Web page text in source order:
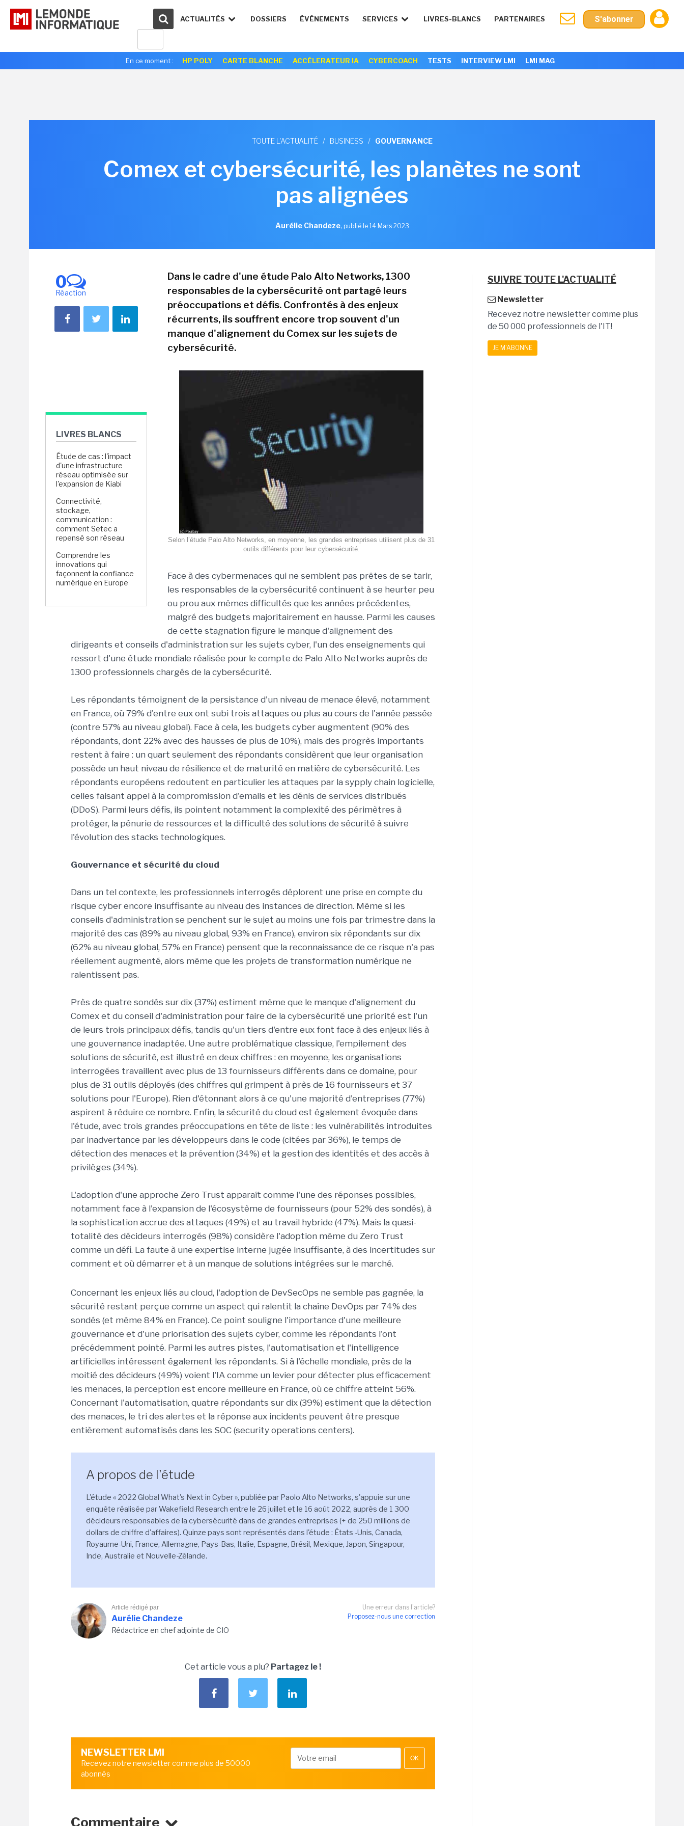
ACTUALITÉS DOSSIERS ÉVÉNEMENTS SERVICES LIVRES-BLANCS PARTENAIRES S'abonner
En ce moment : HP POLY CARTE BLANCHE ACCÉLERATEUR IA CYBERCOACH TESTS INTERVIEW LMI LMI MAG
TOUTE L'ACTUALITÉ / BUSINESS / GOUVERNANCE
Comex et cybersécurité, les planètes ne sont
pas alignées
Aurélie Chandeze, publié le 14 Mars 2023
0
Réaction
LIVRES BLANCS
Étude de cas : l'impact
d'une infrastructure
réseau optimisée sur
l'expansion de Kiabi
Connectivité,
stockage,
communication :
comment Setec a
repensé son réseau
Comprendre les
innovations qui
façonnent la confiance
numérique en Europe
Dans le cadre d'une étude Palo Alto Networks, 1300
responsables de la cybersécurité ont partagé leurs
préoccupations et défis. Confrontés à des enjeux
récurrents, ils souffrent encore trop souvent d'un
manque d'alignement du Comex sur les sujets de
cybersécurité.
Selon l’étude Palo Alto Networks, en moyenne, les grandes entreprises utilisent plus de 31
outils différents pour leur cybersécurité.
Face à des cybermenaces qui ne semblent pas prêtes de se tarir,
les responsables de la cybersécurité continuent à se heurter peu
ou prou aux mêmes difficultés que les années précédentes,
malgré des budgets majoritairement en hausse. Parmi les causes
de cette stagnation figure le manque d'alignement des
dirigeants et conseils d'administration sur les sujets cyber, l'un des enseignements qui
ressort d'une étude mondiale réalisée pour le compte de Palo Alto Networks auprès de
1300 professionnels chargés de la cybersécurité.
Les répondants témoignent de la persistance d'un niveau de menace élevé, notamment
en France, où 79% d'entre eux ont subi trois attaques ou plus au cours de l'année passée
(contre 57% au niveau global). Face à cela, les budgets cyber augmentent (90% des
répondants, dont 22% avec des hausses de plus de 10%), mais des progrès importants
restent à faire : un quart seulement des répondants considèrent que leur organisation
possède un haut niveau de résilience et de maturité en matière de cybersécurité. Les
répondants européens redoutent en particulier les attaques par la sypply chain logicielle,
celles faisant appel à la compromission d'emails et les dénis de services distribués
(DDoS). Parmi leurs défis, ils pointent notamment la complexité des périmètres à
protéger, la pénurie de ressources et la difficulté des solutions de sécurité à suivre
l'évolution des stacks technologiques.
Gouvernance et sécurité du cloud
Dans un tel contexte, les professionnels interrogés déplorent une prise en compte du
risque cyber encore insuffisante au niveau des instances de direction. Même si les
conseils d'administration se penchent sur le sujet au moins une fois par trimestre dans la
majorité des cas (89% au niveau global, 93% en France), environ six répondants sur dix
(62% au niveau global, 57% en France) pensent que la reconnaissance de ce risque n'a pas
réellement augmenté, alors même que les projets de transformation numérique ne
ralentissent pas.
Près de quatre sondés sur dix (37%) estiment même que le manque d'alignement du
Comex et du conseil d'administration pour faire de la cybersécurité une priorité est l'un
de leurs trois principaux défis, tandis qu'un tiers d'entre eux font face à des enjeux liés à
une gouvernance inadaptée. Une autre problématique classique, l'empilement des
solutions de sécurité, est illustré en deux chiffres : en moyenne, les organisations
interrogées travaillent avec plus de 13 fournisseurs différents dans ce domaine, pour
plus de 31 outils déployés (des chiffres qui grimpent à près de 16 fournisseurs et 37
solutions pour l'Europe). Rien d'étonnant alors à ce qu'une majorité d'entreprises (77%)
aspirent à réduire ce nombre. Enfin, la sécurité du cloud est également évoquée dans
l'étude, avec trois grandes préoccupations en tête de liste : les vulnérabilités introduites
par inadvertance par les développeurs dans le code (citées par 36%), le temps de
détection des menaces et la prévention (34%) et la gestion des identités et des accès à
privilèges (34%).
L'adoption d'une approche Zero Trust apparaît comme l'une des réponses possibles,
notamment face à l'expansion de l'écosystème de fournisseurs (pour 52% des sondés), à
la sophistication accrue des attaques (49%) et au travail hybride (47%). Mais la quasi-
totalité des décideurs interrogés (98%) considère l'adoption même du Zero Trust
comme un défi. La faute à une expertise interne jugée insuffisante, à des incertitudes sur
comment et où démarrer et à un manque de solutions intégrées sur le marché.
Concernant les enjeux liés au cloud, l'adoption de DevSecOps ne semble pas gagnée, la
sécurité restant perçue comme un aspect qui ralentit la chaîne DevOps par 74% des
sondés (et même 84% en France). Ce point souligne l'importance d'une meilleure
gouvernance et d'une priorisation des sujets cyber, comme les répondants l'ont
précédemment pointé. Parmi les autres pistes, l'automatisation et l'intelligence
artificielles intéressent également les répondants. Si à l'échelle mondiale, près de la
moitié des décideurs (49%) voient l'IA comme un levier pour détecter plus efficacement
les menaces, la perception est encore meilleure en France, où ce chiffre atteint 56%.
Concernant l'automatisation, quatre répondants sur dix (39%) estiment que la détection
des menaces, le tri des alertes et la réponse aux incidents peuvent être presque
entièrement automatisés dans les SOC (security operations centers).
A propos de l'étude
L'étude « 2022 Global What's Next in Cyber », publiée par Paolo Alto Networks, s'appuie sur une
enquête réalisée par Wakefield Research entre le 26 juillet et le 16 août 2022, auprès de 1 300
décideurs responsables de la cybersécurité dans de grandes entreprises (+ de 250 millions de
dollars de chiffre d'affaires). Quinze pays sont représentés dans l'étude : États -Unis, Canada,
Royaume-Uni, France, Allemagne, Pays-Bas, Italie, Espagne, Brésil, Mexique, Japon, Singapour,
Inde, Australie et Nouvelle-Zélande.
Une erreur dans l'article?
Proposez-nous une correction
Article rédigé par
Aurélie Chandeze
Rédactrice en chef adjointe de CIO
Cet article vous a plu? Partagez le !
NEWSLETTER LMI
Recevez notre newsletter comme plus de 50000
abonnés
OK
Commentaire
SUIVRE TOUTE L'ACTUALITÉ
Newsletter
Recevez notre newsletter comme plus
de 50 000 professionnels de l'IT!
JE M'ABONNE